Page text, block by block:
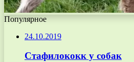
Популярное
24.10.2019
Стафилококк у собак